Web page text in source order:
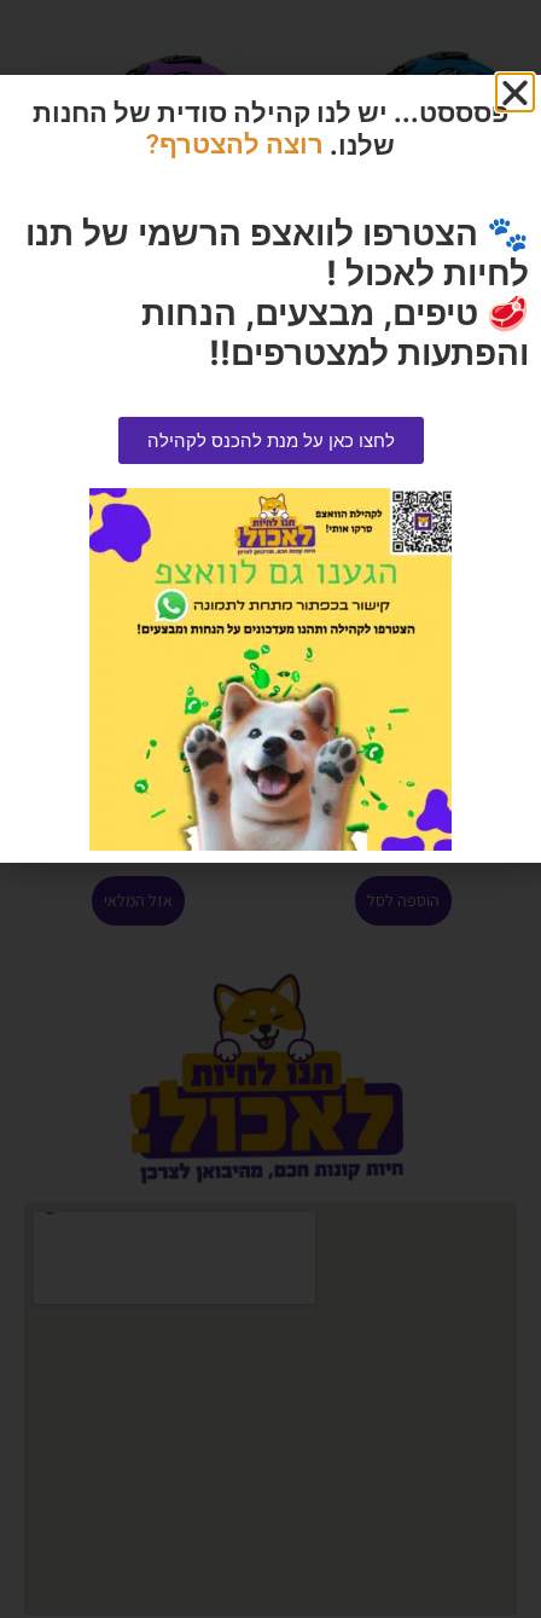
הרוויחו 3.75 נקודות ⭐
₪ 75.00
הוספה לסל
הרוויחו 4.95 נקודות ⭐
הוספה לסל
נוטריסורס מזון מופחת דגנים עוף
ואורז סניור 11.8 קג
הרוויחו 14.00 נקודות ⭐
₪280.00
הוספה לסל
סרה במבה לדגי ברכה ונוי 170 גרם
הרוויחו 2.50 נקודות ⭐
50.00
אזל המלאי
פסססט... יש לנו קהילה סודית של החנות
שלנו. רוצה להצטרף?
🐾 הצטרפו לוואצפ הרשמי של תנו
לחיות לאכול !
🥩 טיפים, מבצעים, הנחות
והפתעות למצטרפים!!
לחצו כאן על מנת להכנס לקהילה